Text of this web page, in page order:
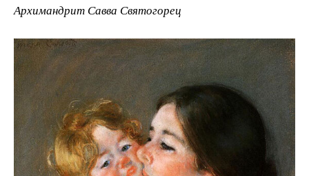
Архимандрит Савва Святогорец